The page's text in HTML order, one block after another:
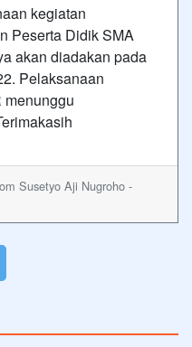
kegiatan
Peserta Didik SMA
akan diadakan pada
Pelaksanaan
menunggu
Susetyo Aji Nugroho -